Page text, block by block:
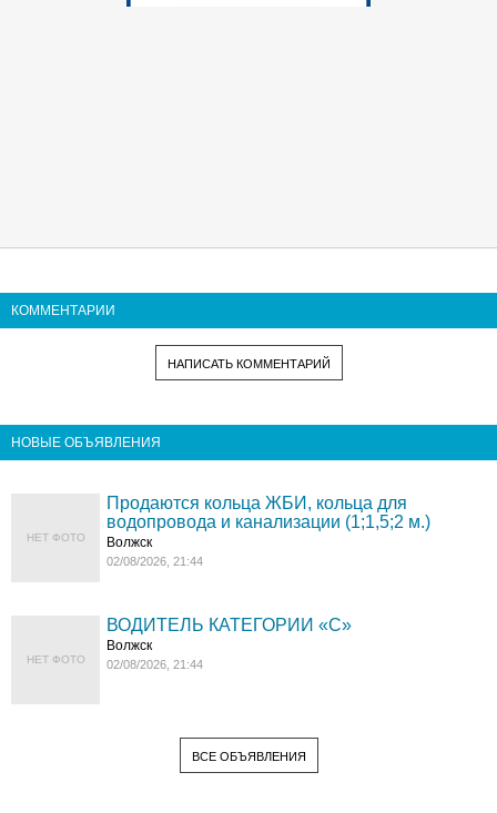
КОММЕНТАРИИ
НАПИСАТЬ КОММЕНТАРИЙ
НОВЫЕ ОБЪЯВЛЕНИЯ
НЕТ ФОТО
Продаются кольца ЖБИ, кольца для
водопровода и канализации (1;1,5;2 м.)
Волжск
02/08/2026, 21:44
НЕТ ФОТО
ВОДИТЕЛЬ КАТЕГОРИИ «C»
Волжск
02/08/2026, 21:44
ВСЕ ОБЪЯВЛЕНИЯ